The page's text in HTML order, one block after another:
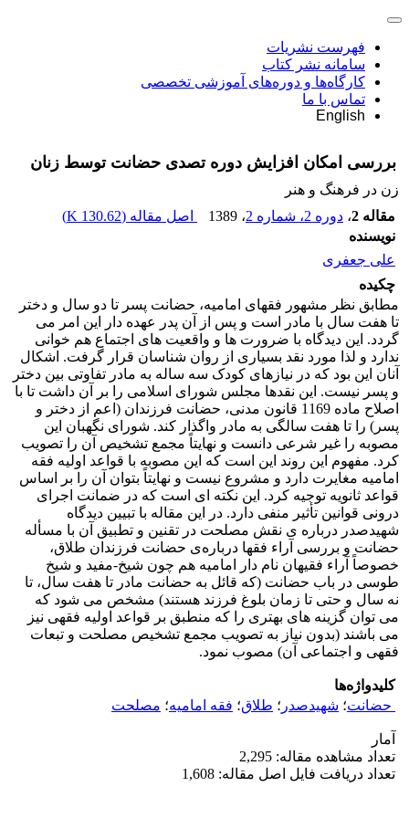
فهرست نشریات
سامانه نشر کتاب
کارگاه‌ها و دوره‌های آموزشی تخصصی
تماس با ما
English
بررسی امکان افزایش دوره تصدی حضانت توسط زنان
زن در فرهنگ و هنر
مقاله 2
، دوره 2، شماره 2 ، 1389 اصل مقاله (130.62 K
)
نویسنده
علی جعفری
چکیده
مطابق نظر مشهور فقهای امامیه، حضانت پسر تا دو سال و دختر
تا هفت سال با مادر است و پس از آن پدر عهده دار این امر می
گردد. این دیدگاه با ضرورت ها و واقعیت های اجتماع هم خوانی
ندارد و لذا مورد نقد بسیاری از روان شناسان قرار گرفت. اشکال
آنان این بود که در نیازهای کودک سه ساله به مادر تفاوتی بین دختر
و پسر نیست. این نقدها مجلس شورای اسلامی را بر آن داشت تا با
اصلاح ماده 1169 قانون مدنی، حضانت فرزندان (اعم از دختر و
پسر) را تا هفت سالگی به مادر واگذار کند. شورای نگهبان این
مصوبه را غیر شرعی دانست و نهایتاً مجمع تشخیص آن را تصویب
کرد. مفهوم این روند این است که این مصوبه با قواعد اولیه فقه
امامیه مغایرت دارد و مشروع نیست و نهایتاً بتوان آن را بر اساس
قواعد ثانویه توجیه کرد. این نکته ای است که در ضمانت اجرای
درونی قوانین تأثیر منفی دارد. در این مقاله با تبیین دیدگاه
شهیدصدر درباره ی نقش مصلحت در تقنین و تطبیق آن با مسأله
حضانت و بررسی آراء فقها درباره‌ی حضانت فرزندان طلاق،
خصوصاً آراء فقیهان نام دار امامیه هم چون شیخ-مفید و شیخ
طوسی در باب حضانت (که قائل به حضانت مادر تا هفت سال، تا
نه سال و حتی تا زمان بلوغ فرزند هستند) مشخص می شود که
می توان گزینه های بهتری را که منطبق بر قواعد اولیه فقهی نیز
می باشند (بدون نیاز به تصویب مجمع تشخیص مصلحت و تبعات
فقهی و اجتماعی آن) مصوب نمود.
کلیدواژه‌ها
‌ حضانت؛ شهیدصدر ؛ طلاق؛ فقه امامیه؛ مصلحت
آمار
تعداد مشاهده مقاله: 2,295
تعداد دریافت فایل اصل مقاله: 1,608